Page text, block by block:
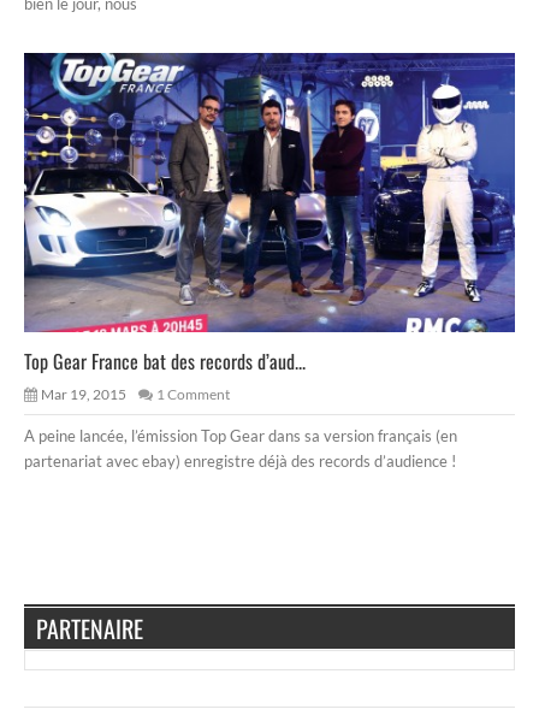
bien le jour, nous
Top Gear France bat des records d’aud...
Mar 19, 2015 1 Comment
A peine lancée, l’émission Top Gear dans sa version français (en
partenariat avec ebay) enregistre déjà des records d’audience !
PARTENAIRE